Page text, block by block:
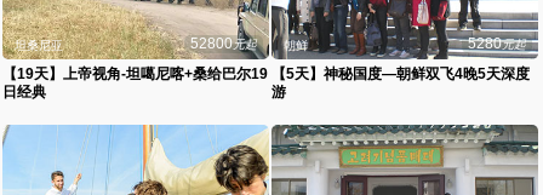
52800元起
坦桑尼亚
【19天】上帝视角-坦噶尼喀+桑给巴尔19
日经典
5280元起
朝鲜
【5天】神秘国度—朝鲜双飞4晚5天深度
游